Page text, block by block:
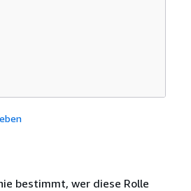
bestimmt, wer diese Rolle